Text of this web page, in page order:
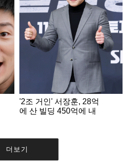
'2조 거인' 서장훈, 28억
에 산 빌딩 450억에 내
더보기